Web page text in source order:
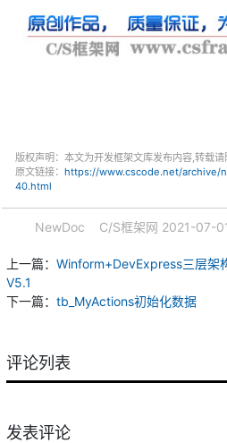
版权声明：本文为开发框架文库发布内容,转载
原文链接： https://www.cscode.net/archive/
40.html
NewDoc C/S框架网 2021-07-
上一篇： Winform+DevExpress三层架
V5.1
下一篇： tb_MyActions初始化数据
评论列表
发表评论